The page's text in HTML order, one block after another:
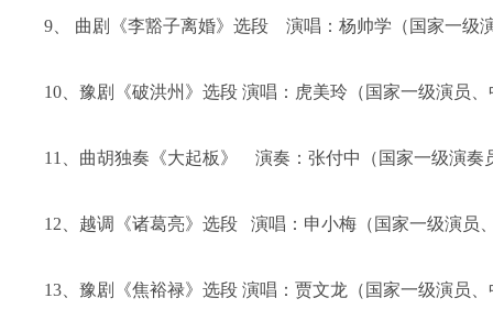
9、 曲剧《李豁子离婚》选段 演唱：杨帅学（国家一级
10、豫剧《破洪州》选段 演唱：虎美玲（国家一级演员
11、曲胡独奏《大起板》 演奏：张付中（国家一级演奏
12、越调《诸葛亮》选段 演唱：申小梅（国家一级演员
13、豫剧《焦裕禄》选段 演唱：贾文龙（国家一级演员